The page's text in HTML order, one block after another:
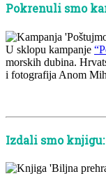
Pokrenuli smo
U sklopu kampanje
morskih dubina.
i fotografija Anom
Izdali smo